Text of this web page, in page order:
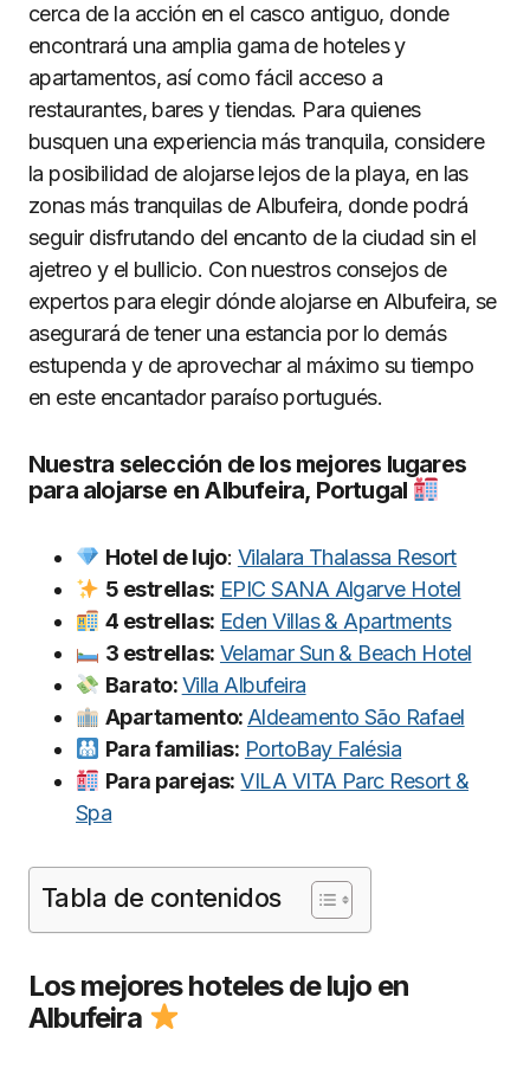
cerca de la acción en el casco antiguo, donde
encontrará una amplia gama de hoteles y
apartamentos, así como fácil acceso a
restaurantes, bares y tiendas. Para quienes
busquen una experiencia más tranquila, considere
la posibilidad de alojarse lejos de la playa, en las
zonas más tranquilas de Albufeira, donde podrá
seguir disfrutando del encanto de la ciudad sin el
ajetreo y el bullicio. Con nuestros consejos de
expertos para elegir dónde alojarse en Albufeira, se
asegurará de tener una estancia por lo demás
estupenda y de aprovechar al máximo su tiempo
en este encantador paraíso portugués.
Nuestra selección de los mejores lugares
para alojarse en Albufeira, Portugal
Hotel de lujo: Vilalara Thalassa Resort
5 estrellas: EPIC SANA Algarve Hotel
4 estrellas: Eden Villas & Apartments
3 estrellas: Velamar Sun & Beach Hotel
Barato:Villa Albufeira
Apartamento: Aldeamento São Rafael
Para familias: PortoBay Falésia
Para parejas: VILA VITA Parc Resort &
Spa
Tabla de contenidos
Los mejores hoteles de lujo en
Albufeira